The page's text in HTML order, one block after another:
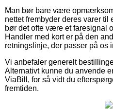
Man bør bare være
nettet frembyder deres varer til
bør det ofte være et faresignal
Handler med kort er på den
retningslinje, der passer på os
Vi anbefaler generelt
Alternativt kunne du anvende
ViaBill, for så vidt du
fremtiden.